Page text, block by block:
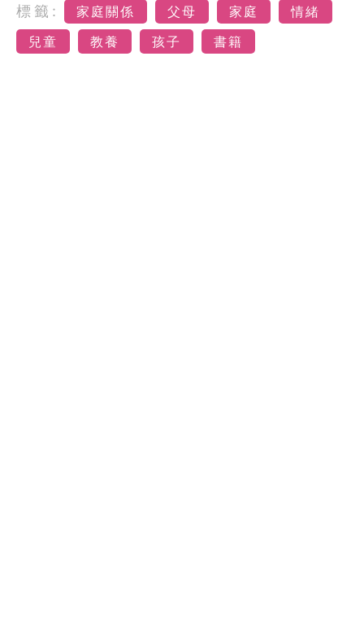
標籤: 家庭關係 父母 家庭
情緒
兒童
教養 孩子 書籍